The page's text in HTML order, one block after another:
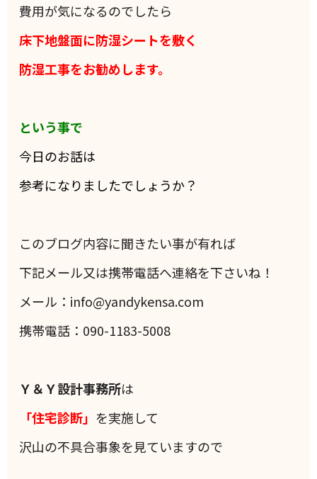
費用が気になるのでしたら
床下地盤面に防湿シートを敷く
防湿工事をお勧めします。
という事で
今日のお話は
参考になりましたでしょうか？
このブログ内容に聞きたい事が有れば
下記メール又は携帯電話へ連絡を下さいね！
メール：info@yandykensa.com
携帯電話：090-1183-5008
Ｙ＆Ｙ設計事務所は
「住宅診断」 を実施して
沢山の不具合事象を見ていますので